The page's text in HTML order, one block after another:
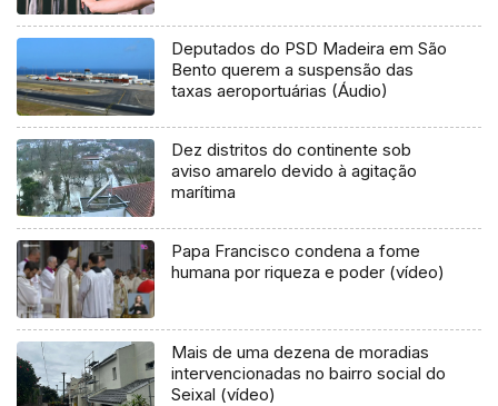
Deputados do PSD Madeira em São
Bento querem a suspensão das
taxas aeroportuárias (Áudio)
Dez distritos do continente sob
aviso amarelo devido à agitação
marítima
Papa Francisco condena a fome
humana por riqueza e poder (vídeo)
Mais de uma dezena de moradias
intervencionadas no bairro social do
Seixal (vídeo)